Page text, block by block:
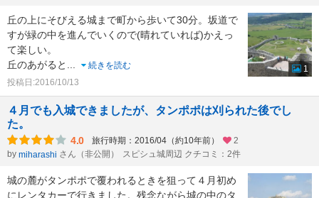
丘の上にそびえる城まで町から歩いて30分。坂道で
すが緑の中を進んでいくので(晴れていれば)かえっ
て楽しい。
丘のあがると
続きを読む
投稿日:2016/10/13
1
４月でも入城できましたが、タンポポは刈られた後でし
た。
4.0 旅行時期：2016/04（約10年前）
2
by miharashi さん（非公開） スピシュ城周辺 クチコミ：2件
城の麓がタンポポで覆われるときを狙って４月初め
にレンタカーで行きました。残念ながら城の中のタ